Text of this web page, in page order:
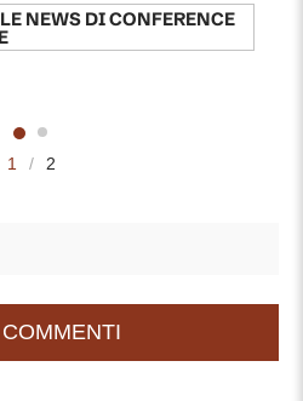
NEWS DICONFERENCE
1 / 2